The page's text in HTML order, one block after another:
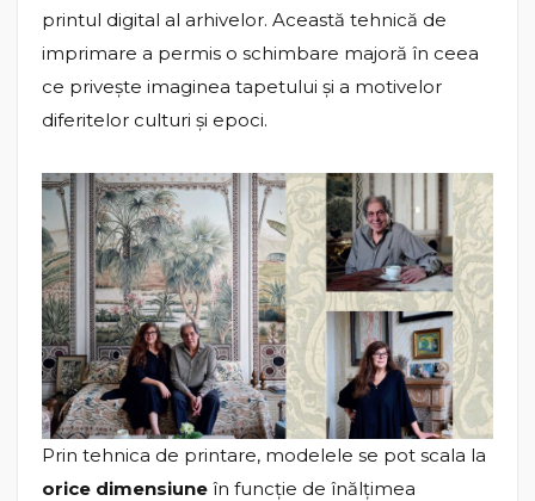
printul digital al arhivelor. Această tehnică de
imprimare a permis o schimbare majoră în ceea
ce privește imaginea tapetului și a motivelor
diferitelor culturi și epoci.
Prin tehnica de printare, modelele se pot scala la
orice dimensiune în funcție de înălțimea